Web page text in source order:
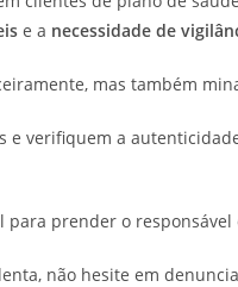
e a necessidade de
mas também
e verifiquem a
prender o
não hesite em